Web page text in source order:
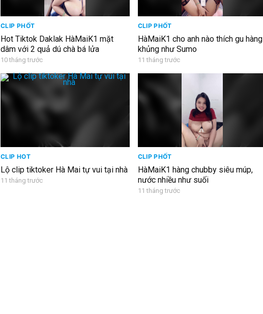
CLIP PHỐT
Hot Tiktok Daklak HàMaiK1 mặt
dâm với 2 quả dú chà bá lửa
10 tháng trước
CLIP PHỐT
HàMaiK1 cho anh nào thích gu hàng
khủng như Sumo
11 tháng trước
CLIP HOT
Lộ clip tiktoker Hà Mai tự vui tại nhà
11 tháng trước
CLIP PHỐT
HàMaiK1 hàng chubby siêu múp,
nước nhiều như suối
11 tháng trước